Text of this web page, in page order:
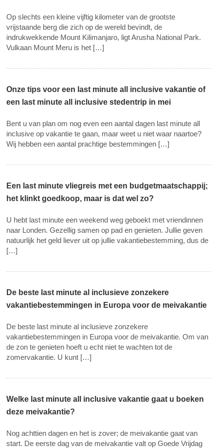
Op slechts een kleine vijftig kilometer van de grootste
vrijstaande berg die zich op de wereld bevindt, de
indrukwekkende Mount Kilimanjaro, ligt Arusha National Park.
Vulkaan Mount Meru is het […]
Onze tips voor een last minute all inclusive vakantie of
een last minute all inclusive stedentrip in mei
Bent u van plan om nog even een aantal dagen last minute all
inclusive op vakantie te gaan, maar weet u niet waar naartoe?
Wij hebben een aantal prachtige bestemmingen […]
Een last minute vliegreis met een budgetmaatschappij;
het klinkt goedkoop, maar is dat wel zo?
U hebt last minute een weekend weg geboekt met vriendinnen
naar Londen. Gezellig samen op pad en genieten. Jullie geven
natuurlijk het geld liever uit op jullie vakantiebestemming, dus de
[…]
De beste last minute al inclusieve zonzekere
vakantiebestemmingen in Europa voor de meivakantie
De beste last minute al inclusieve zonzekere
vakantiebestemmingen in Europa voor de meivakantie. Om van
de zon te genieten hoeft u echt niet te wachten tot de
zomervakantie. U kunt […]
Welke last minute all inclusive vakantie gaat u boeken
deze meivakantie?
Nog achttien dagen en het is zover; de meivakantie gaat van
start. De eerste dag van de meivakantie valt op Goede Vrijdag